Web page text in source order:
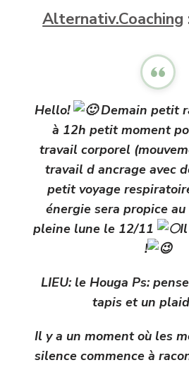
Alternativ.Coaching
Hello!
Demain petit
à 12h petit moment
travail corporel
travail d ancrage avec
petit voyage
énergie sera propice
pleine lune le 12/11
!
LIEU: le Houga Ps:
tapis et un
Il y a un moment où les
silence commence à